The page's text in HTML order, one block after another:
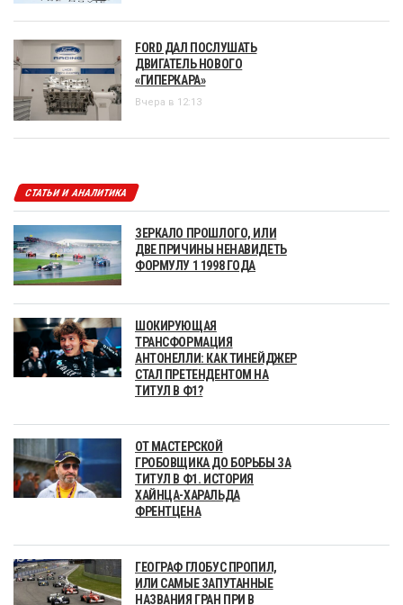
FORD ДАЛ ПОСЛУШАТЬ
ДВИГАТЕЛЬ НОВОГО
«ГИПЕРКАРА»
Вчера в 12:13
СТАТЬИ И АНАЛИТИКА
ЗЕРКАЛО ПРОШЛОГО, ИЛИ
ДВЕ ПРИЧИНЫ НЕНАВИДЕТЬ
ФОРМУЛУ 1 1998 ГОДА
ШОКИРУЮЩАЯ
ТРАНСФОРМАЦИЯ
АНТОНЕЛЛИ: КАК ТИНЕЙДЖЕР
СТАЛ ПРЕТЕНДЕНТОМ НА
ТИТУЛ В Ф1?
ОТ МАСТЕРСКОЙ
ГРОБОВЩИКА ДО БОРЬБЫ ЗА
ТИТУЛ В Ф1. ИСТОРИЯ
ХАЙНЦА-ХАРАЛЬДА
ФРЕНТЦЕНА
ГЕОГРАФ ГЛОБУС ПРОПИЛ,
ИЛИ САМЫЕ ЗАПУТАННЫЕ
НАЗВАНИЯ ГРАН ПРИ В